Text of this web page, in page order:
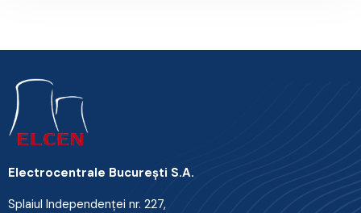
Electrocentrale Bucureşti S.A.
Splaiul Independenţei nr. 227,